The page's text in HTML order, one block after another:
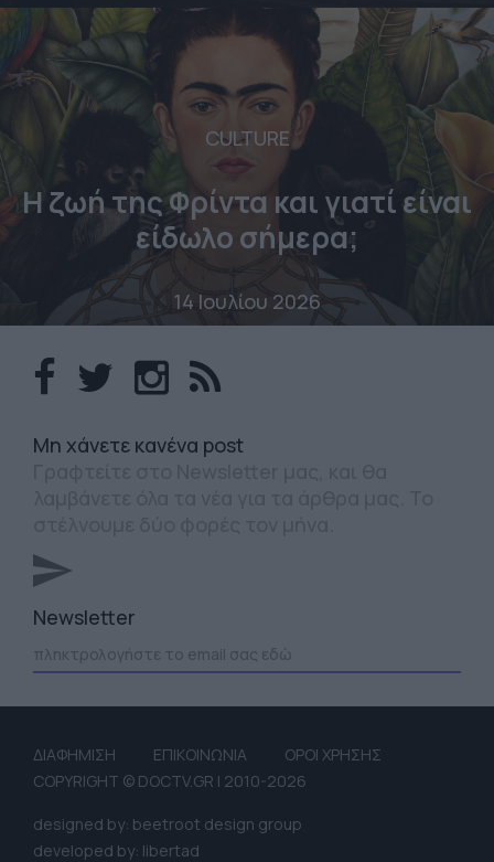
CULTURE
Η ζωή της Φρίντα και γιατί είναι
είδωλο σήμερα;
14 Ιουλίου 2026
Mη χάνετε κανένα post
Newsletter
ΔΙΑΦΗΜΙΣΗ ΕΠΙΚΟΙΝΩΝΙΑ
ΟΡΟΙ ΧΡΗΣΗΣ
COPYRIGHT © DOCTV.GR | 2010-2026
designed by: beetroot design group
developed by: libertad